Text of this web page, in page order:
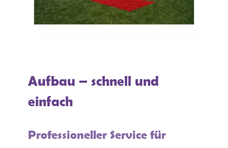
Aufbau – schnell und
einfach
Professioneller Service für